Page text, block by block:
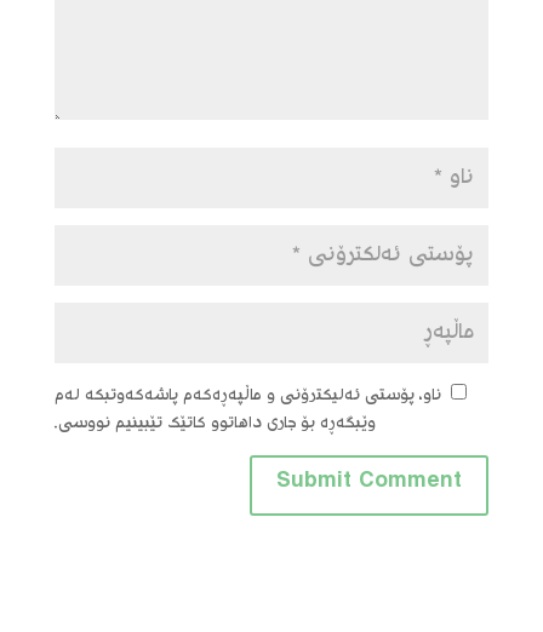
ناو، پۆستی ئەلیکترۆنی و ماڵپەڕەکەم پاشەکەوتبکە لەم
وێبگەڕە بۆ جاری داهاتوو کاتێک تێبینیم نووسی.